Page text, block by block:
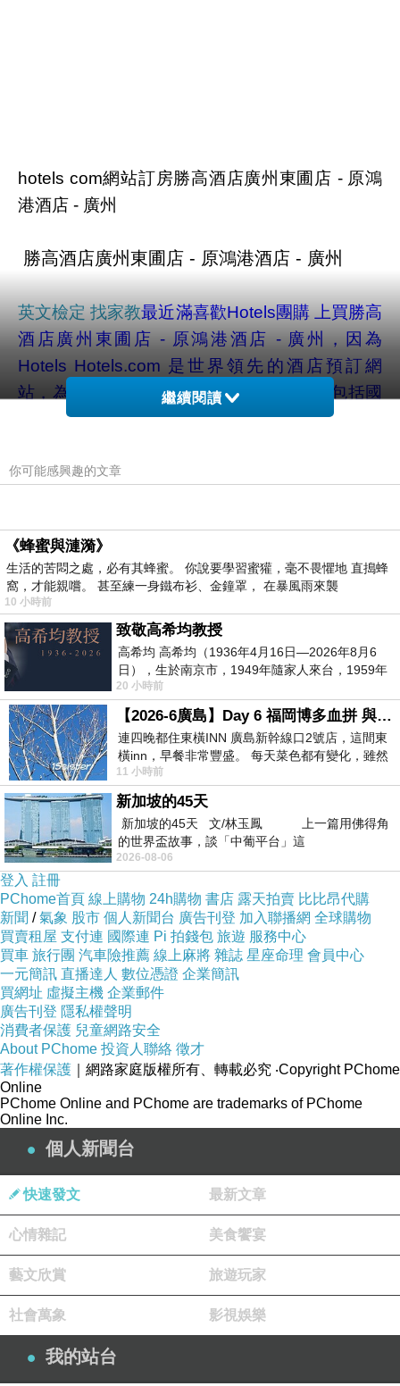
hotels com網站訂房勝高酒店廣州東圃店 - 原鴻
港酒店 - 廣州
英文檢定 找家教最近滿喜歡Hotels團購 上買勝高
酒店廣州東圃店 - 原鴻港酒店 - 廣州
，因為
Hotels Hotels.com 是世界領先的酒店預訂網
站，為客戶提供多元化的酒店住宿選擇，包括國
際連鎖酒店、設施完善的度假酒店，以至本地旅
電話及平板電腦應用程式提供超過2萬個最後時
經濟實惠的飯店和優惠折扣訂房，盡在
Hotels.com。還可比較飯店優惠、促銷，並閱讀
客觀的飯店住宿評語。，上Hotels團購 網站，就
可以看到Hotels,hotels 訂房 , hotels 折扣代碼
2015 , hotels com網站訂房 , hotels com訂房 ,
hotels , hotel club , candeo hotels 上野公園,團
購,團購網站,團購美食,美食團購,美食餐廳,即買即
用,餐券,優惠券,優惠,好康,折扣,台灣旅遊,SPA,線
上購物都是有折價喔！> <
最後選擇在這購買勝高酒店廣州東圃店 - 原鴻港
酒店 - 廣州 的原因,是因為比較有保障,也不會遇
到詐騙集團,所以才選擇在這購入
更多資料、資訊參考分享↓↓↓
繼續閱讀
你可能感興趣的文章
《蜂蜜與漣漪》
生活的苦悶之處，必有其蜂蜜。 你說要學習蜜獾，毫不畏懼地 直搗蜂
窩，才能親嚐。 甚至練一身鐵布衫、金鐘罩， 在暴風雨來襲
10 小時前
致敬高希均教授
高希均 高希均（1936年4月16日—2026年8月6
日），生於南京市，1949年隨家人來台，1959年
赴美深造並取得經濟發展博士學位。曾任
20 小時前
【2026-6廣島】Day 6 福岡博多血拼 與機場接送少年司機深夜對談
連四晚都住東橫INN 廣島新幹線口2號店，這間東
橫inn，早餐非常豐盛。 每天菜色都有變化，雖然
看到工作人員拿出料理包加熱，但
11 小時前
新加坡的45天
新加坡的45天 文/林玉鳳 上一篇用佛得角
的世界盃故事，談「中葡平台」這
2026-08-06
登入 註冊
PChome首頁 線上購物 24h購物 書店 露天拍賣 比比昂代購
新聞 /氣象 股市 個人新聞台 廣告刊登 加入聯播網 全球購物
買賣租屋 支付連 國際連 Pi 拍錢包 旅遊 服務中心
買車 旅行團 汽車險推薦 線上麻將 雜誌 星座命理 會員中心
一元簡訊 直播達人 數位憑證 企業簡訊
買網址 虛擬主機 企業郵件
廣告刊登 隱私權聲明
消費者保護 兒童網路安全
About PChome 投資人聯絡 徵才
著作權保護 ｜網路家庭版權所有、轉載必究 ‧Copyright PChome
Online
PChome Online and PChome are trademarks of PChome
Online Inc.
個人新聞台
快速發文 最新文章
心情雜記 美食饗宴
藝文欣賞 旅遊玩家
社會萬象 影視娛樂
我的站台